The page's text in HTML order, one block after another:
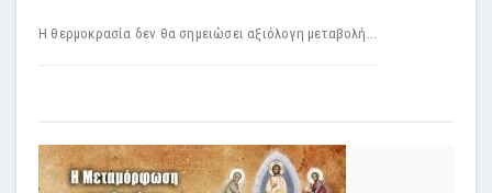
Η θερμοκρασία δεν θα σημειώσει αξιόλογη μεταβολή...